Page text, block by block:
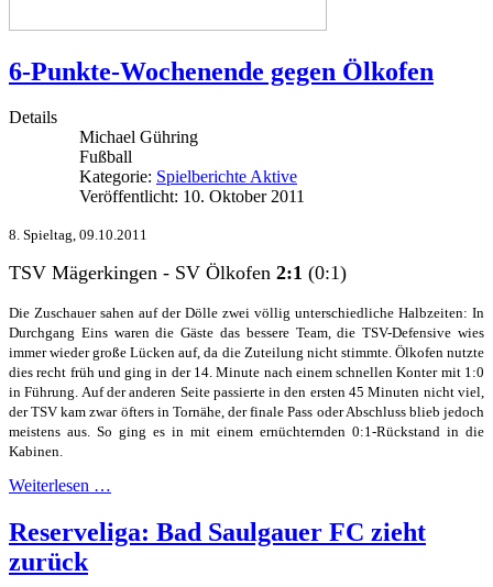
6-Punkte-Wochenende gegen Ölkofen
Details
Michael Gühring
Fußball
Kategorie: Spielberichte Aktive
Veröffentlicht: 10. Oktober 2011
8. Spieltag, 09.10.2011
TSV Mägerkingen - SV Ölkofen 2:1 (0:1)
Die Zuschauer sahen auf der Dölle zwei völlig unterschiedliche Halbzeiten: In
Durchgang Eins waren die Gäste das bessere Team, die TSV-Defensive wies
immer wieder große Lücken auf, da die Zuteilung nicht stimmte. Ölkofen nutzte
dies recht früh und ging in der 14. Minute nach einem schnellen Konter mit 1:0
in Führung. Auf der anderen Seite passierte in den ersten 45 Minuten nicht viel,
der TSV kam zwar öfters in Tornähe, der finale Pass oder Abschluss blieb jedoch
meistens aus. So ging es in mit einem ernüchternden 0:1-Rückstand in die
Kabinen.
Weiterlesen …
Reserveliga: Bad Saulgauer FC zieht
zurück